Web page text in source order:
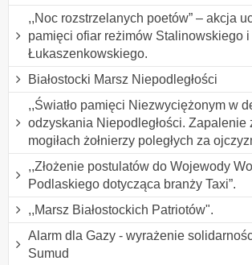
,,Noc rozstrzelanych poetów” – akcja
pamięci ofiar reżimów Stalinowskiego i
Łukaszenkowskiego.
Białostocki Marsz Niepodległości
,,Światło pamięci Niezwyciężonym w
odzyskania Niepodległości. Zapalenie
mogiłach żołnierzy poległych za
,,Złożenie postulatów do Wojewody
Podlaskiego dotycząca branży Taxi”.
,,Marsz Białostockich Patriotów".
Alarm dla Gazy - wyrażenie
Sumud